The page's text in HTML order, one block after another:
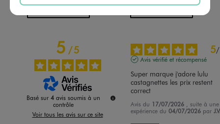
5/5
Basé sur 4 avis soumis à un
contrôle
Voir tous les avis sur ce site
5/
Avis vérifié et récompensé
Super marque j'adore lulu
castagnettes les prix restent
correct
Avis du 17/07/2026
, suite à une
expérience du04/07/2026 par